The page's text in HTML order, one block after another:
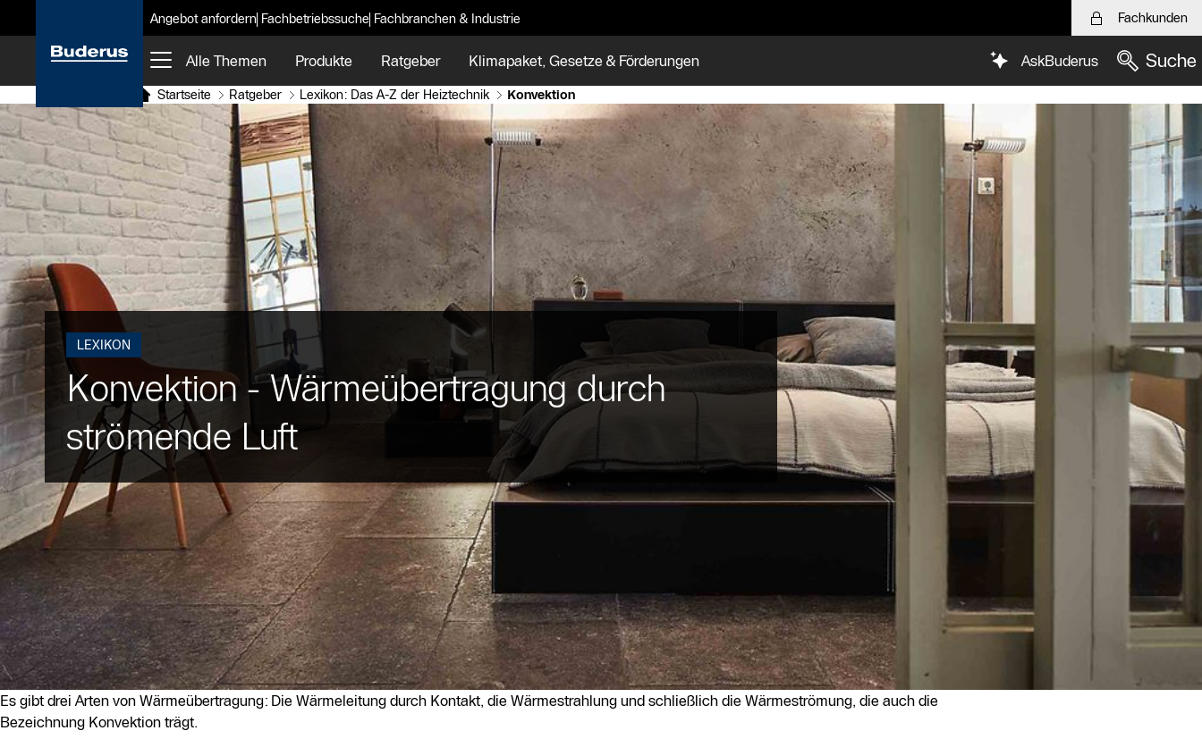
Angebot anfordern Fachbetriebssuche Fachbranchen & Industrie Fachkunden
Alle Themen Produkte Ratgeber Klimapaket, Gesetze & Förderungen AskBuderus Suche
Startseite Ratgeber Lexikon: Das A-Z der Heiztechnik Konvektion
LEXIKON
Konvektion - Wärmeübertragung durch
strömende Luft
Es gibt drei Arten von Wärmeübertragung: Die Wärmeleitung durch Kontakt, die Wärmestrahlung und schließlich die Wärmeströmung, die auch die
Bezeichnung Konvektion trägt.